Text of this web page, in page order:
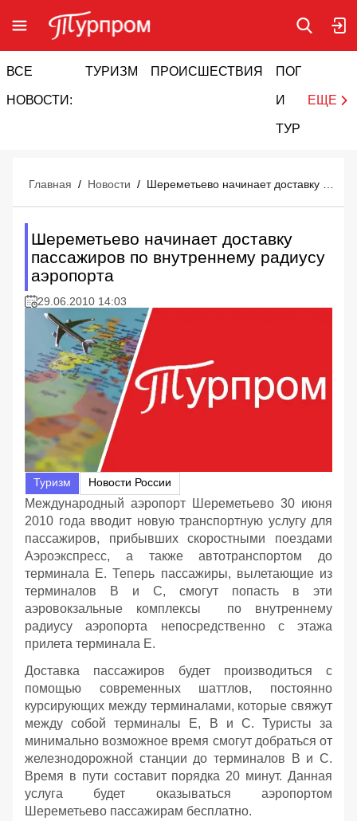
ВСЕ
НОВОСТИ:
ТУРИЗМ ПРОИСШЕСТВИЯ ПОГОДА
И
ТУРИЗМ
ЕЩЕ
Главная / Новости /
Шереметьево начинает доставку
пассажиров по внутреннему радиусу
аэропорта
29.06.2010 14:03
Туризм Новости России
Международный аэропорт Шереметьево 30 июня
2010 года вводит новую транспортную услугу для
пассажиров, прибывших скоростными поездами
Аэроэкспресс, а также автотранспортом до
терминала Е. Теперь пассажиры, вылетающие из
терминалов B и С, смогут попасть в эти
аэровокзальные комплексы по внутреннему
радиусу аэропорта непосредственно c этажа
прилета терминала Е.
Доставка пассажиров будет производиться с
помощью современных шаттлов, постоянно
курсирующих между терминалами, которые свяжут
между собой терминалы Е, В и С. Туристы за
минимально возможное время смогут добраться от
железнодорожной станции до терминалов В и С.
Время в пути составит порядка 20 минут. Данная
услуга будет оказываться аэропортом
Шереметьево пассажирам бесплатно.